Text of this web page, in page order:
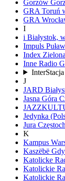
Gorzów
GRA Toruń
GRA
I
i Białystok,
Impuls
Index
Inne Radio
InterStacja
J
JARD
Jasna Góra
Jedynka
Jura
K
Kampus
Kaszëbë
Katolicke
Katolickie
Katolickie